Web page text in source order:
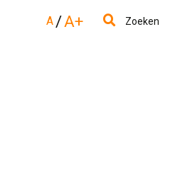
A /A+ Zoeken